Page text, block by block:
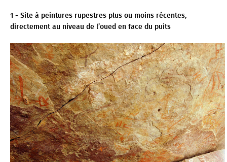
1 - Site à peintures rupestres plus ou moins récentes,
directement au niveau de l’oued en face du puits